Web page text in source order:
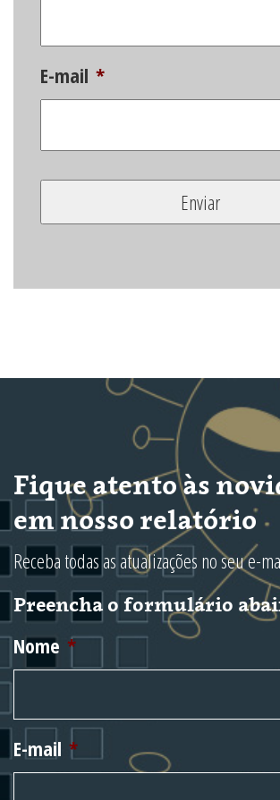
E-mail *
Fique atento às
em nosso relatório
Receba todas as atualizações no seu e-
Preencha o formulário
Nome *
E-mail *